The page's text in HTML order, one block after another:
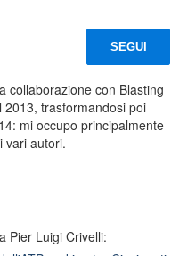
SEGUI
collaborazione con Blasting
2013, trasformandosi poi
mi occupo principalmente
vari autori.
Pier Luigi Crivelli: